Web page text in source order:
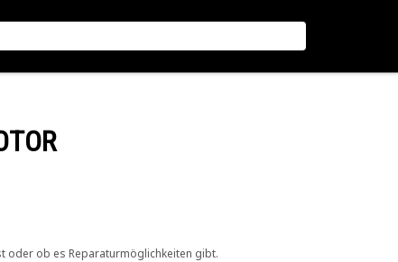
oder ob es Reparaturmöglichkeiten gibt.